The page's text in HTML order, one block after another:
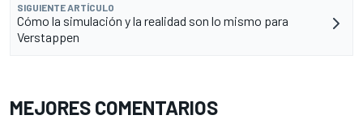
SIGUIENTE ARTÍCULO
Cómo la simulación y la realidad son lo mismo para
Verstappen
MEJORES COMENTARIOS